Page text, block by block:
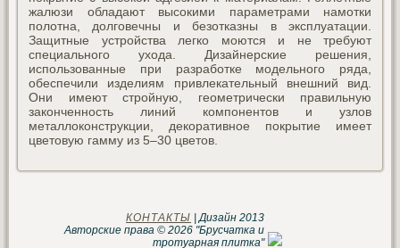
жалюзи обладают высокими параметрами намотки
полотна, долговечны и безотказны в эксплуатации.
Защитные устройства легко моются и не требуют
специального ухода. Дизайнерские решения,
использованные при разработке модельного ряда,
обеспечили изделиям привлекательный внешний вид.
Они имеют стройную, геометрически правильную
законченность линий компонентов и узлов
металлоконструкции, декоративное покрытие имеет
цветовую гамму из 5–30 цветов.
КОНТАКТЫ | Дизайн 2013
Авторские права © 2026 "Брусчатка и
тротуарная плитка"